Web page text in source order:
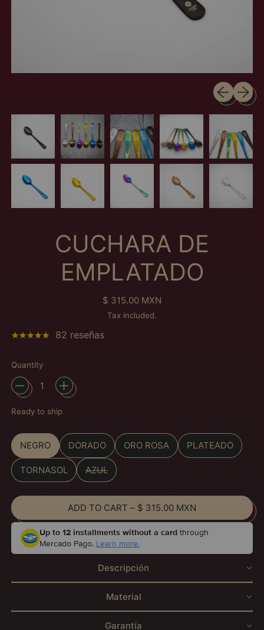
Previous
Next
CUCHARA DE
EMPLATADO
Regular price
$ 315.00 MXN
Tax included.
82 reseñas
Quantity
Ready to ship
Color
NEGRO DORADO ORO ROSA PLATEADO
TORNASOL AZUL
ADD TO CART – $ 315.00 MXN
Up to 12 installments without a cardthrough
Mercado Pago. Learn more.
Descripción
Material
Garantía